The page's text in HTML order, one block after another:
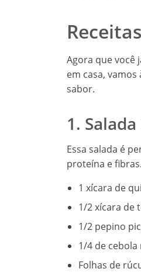
Agora que você
em casa,
sabor.
1.
Essa salada é
proteína e fibras.
1 xícara de
1/2 xícara de
1/2 pepino
1/4 de cebola
Folhas de